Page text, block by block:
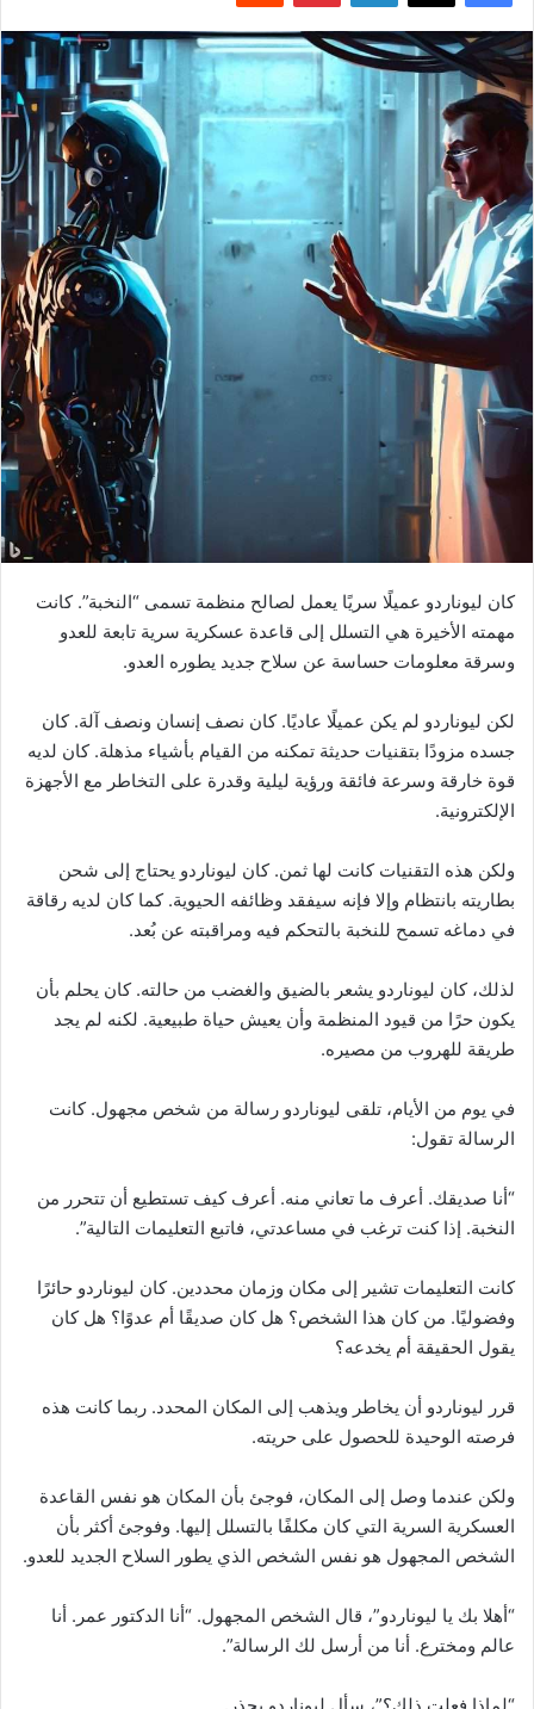
كان ليوناردو عميلًا سريًا يعمل لصالح منظمة تسمى “النخبة”. كانت
مهمته الأخيرة هي التسلل إلى قاعدة عسكرية سرية تابعة للعدو
وسرقة معلومات حساسة عن سلاح جديد يطوره العدو.
لكن ليوناردو لم يكن عميلًا عاديًا. كان نصف إنسان ونصف آلة. كان
جسده مزودًا بتقنيات حديثة تمكنه من القيام بأشياء مذهلة. كان لديه
قوة خارقة وسرعة فائقة ورؤية ليلية وقدرة على التخاطر مع الأجهزة
الإلكترونية.
ولكن هذه التقنيات كانت لها ثمن. كان ليوناردو يحتاج إلى شحن
بطاريته بانتظام وإلا فإنه سيفقد وظائفه الحيوية. كما كان لديه رقاقة
في دماغه تسمح للنخبة بالتحكم فيه ومراقبته عن بُعد.
لذلك، كان ليوناردو يشعر بالضيق والغضب من حالته. كان يحلم بأن
يكون حرًا من قيود المنظمة وأن يعيش حياة طبيعية. لكنه لم يجد
طريقة للهروب من مصيره.
في يوم من الأيام، تلقى ليوناردو رسالة من شخص مجهول. كانت
الرسالة تقول:
“أنا صديقك. أعرف ما تعاني منه. أعرف كيف تستطيع أن تتحرر من
النخبة. إذا كنت ترغب في مساعدتي، فاتبع التعليمات التالية”.
كانت التعليمات تشير إلى مكان وزمان محددين. كان ليوناردو حائرًا
وفضوليًا. من كان هذا الشخص؟ هل كان صديقًا أم عدوًا؟ هل كان
يقول الحقيقة أم يخدعه؟
قرر ليوناردو أن يخاطر ويذهب إلى المكان المحدد. ربما كانت هذه
فرصته الوحيدة للحصول على حريته.
ولكن عندما وصل إلى المكان، فوجئ بأن المكان هو نفس القاعدة
العسكرية السرية التي كان مكلفًا بالتسلل إليها. وفوجئ أكثر بأن
الشخص المجهول هو نفس الشخص الذي يطور السلاح الجديد للعدو.
“أهلا بك يا ليوناردو”، قال الشخص المجهول. “أنا الدكتور عمر. أنا
عالم ومخترع. أنا من أرسل لك الرسالة”.
“لماذا فعلت ذلك؟”، سأل ليوناردو بحذر.